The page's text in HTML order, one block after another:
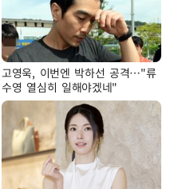
고영욱, 이번엔 박하선 공격…"류
수영 열심히 일해야겠네"